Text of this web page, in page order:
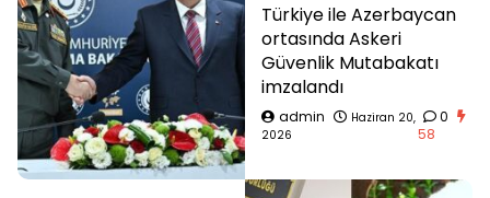
Türkiye ile Azerbaycan
ortasında Askeri
Güvenlik Mutabakatı
imzalandı
admin
Haziran 20,
2026
0
58